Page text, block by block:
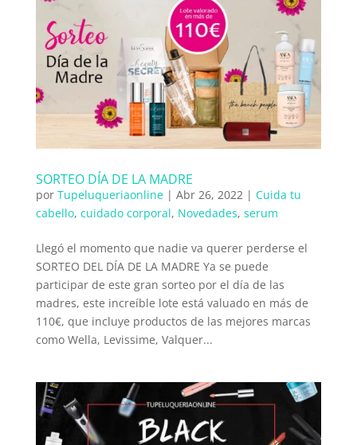
SORTEO DÍA DE LA MADRE
por Tupeluqueriaonline| Abr 26, 2022| Cuida tu
cabello, cuidado corporal, Novedades, serum
Llegó el momento que nadie va querer perderse el
SORTEO DEL DÍA DE LA MADRE Ya se puede
participar de este gran sorteo por el día de las
madres, este increíble lote está valuado en más de
110€, que incluye productos de las mejores marcas
como Wella, Levissime, Valquer...